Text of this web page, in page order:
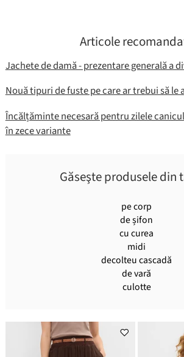
Articole
Jachete de damă - prezentare generală a
Nouă tipuri de fuste pe care ar trebui să le
Încălțăminte necesară pentru zilele
în zece variante
Găseşte produsele din
pe corp
de șifon
cu curea
midi
decolteu cascadă
de vară
culotte